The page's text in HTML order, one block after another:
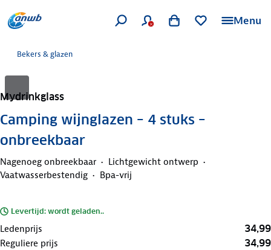
Menu
Bekers & glazen
Mydrinkglass
Camping wijnglazen – 4 stuks –
onbreekbaar
Nagenoeg onbreekbaar
Lichtgewicht ontwerp
Vaatwasserbestendig
Bpa-vrij
Levertijd: wordt geladen..
Ledenprijs 34,99
Reguliere prijs 34,99